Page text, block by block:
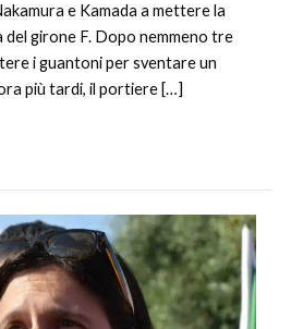
e Kamada a mettere la
girone F. Dopo nemmeno tre
i guantoni per sventare un
più tardi, il portiere […]